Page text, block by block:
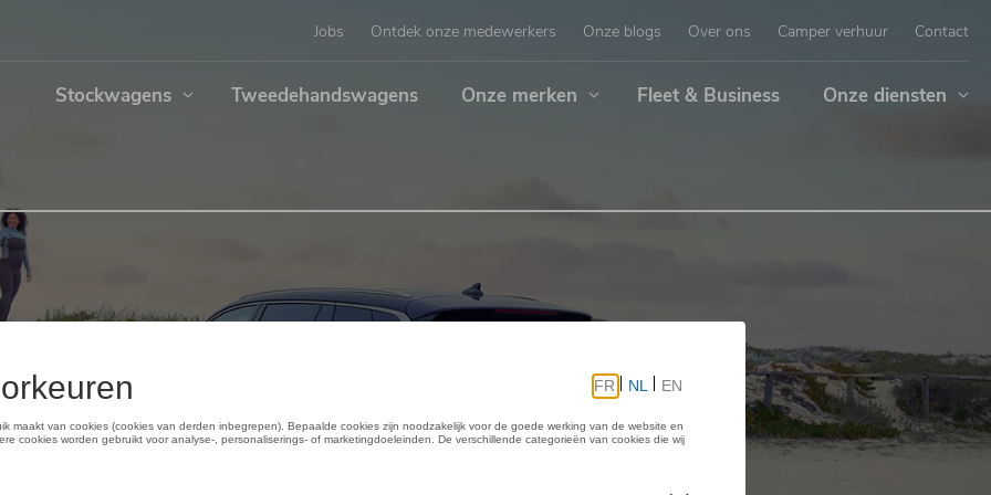
Jobs Ontdek onze medewerkers Onze blogs Over ons Camper verhuur Contact
Stockwagens Tweedehandswagens Onze merken Fleet & Business Onze diensten